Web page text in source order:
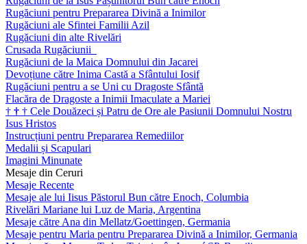
Rugăciuni pentru Prepararea Divină a Inimilor
Rugăciuni ale Sfintei Familii Azil
Rugăciuni din alte Rivelări
Crusada Rugăciunii
Rugăciuni de la Maica Domnului din Jacarei
Devoțiune către Inima Castă a Sfântului Iosif
Rugăciuni pentru a se Uni cu Dragoste Sfântă
Flacăra de Dragoste a Inimii Imaculate a Mariei
† † † Cele Douăzeci și Patru de Ore ale Pasiunii Domnului Nostru
Isus Hristos
Instrucțiuni pentru Prepararea Remediilor
Medalii și Scapulari
Imagini Minunate
Mesaje din Ceruri
Mesaje Recente
Mesaje ale lui Iisus Păstorul Bun către Enoch, Columbia
Rivelări Mariane lui Luz de Maria, Argentina
Mesaje către Ana din Mellatz/Goettingen, Germania
Mesaje pentru Maria pentru Prepararea Divină a Inimilor, Germania